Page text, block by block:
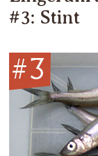
#3: Stint